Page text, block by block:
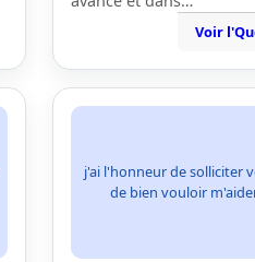
Voir
j'ai l'honneur de solliciter
de bien vouloir